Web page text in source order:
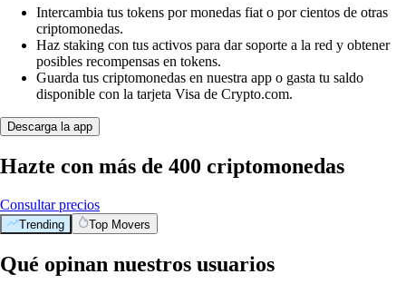
Intercambia tus tokens por monedas fiat o por cientos de otras
criptomonedas.
Haz staking con tus activos para dar soporte a la red y obtener
posibles recompensas en tokens.
Guarda tus criptomonedas en nuestra app o gasta tu saldo
disponible con la tarjeta Visa de Crypto.com.
Descarga la app
Hazte con más de 400 criptomonedas
Consultar precios
Trending Top Movers
Qué opinan nuestros usuarios